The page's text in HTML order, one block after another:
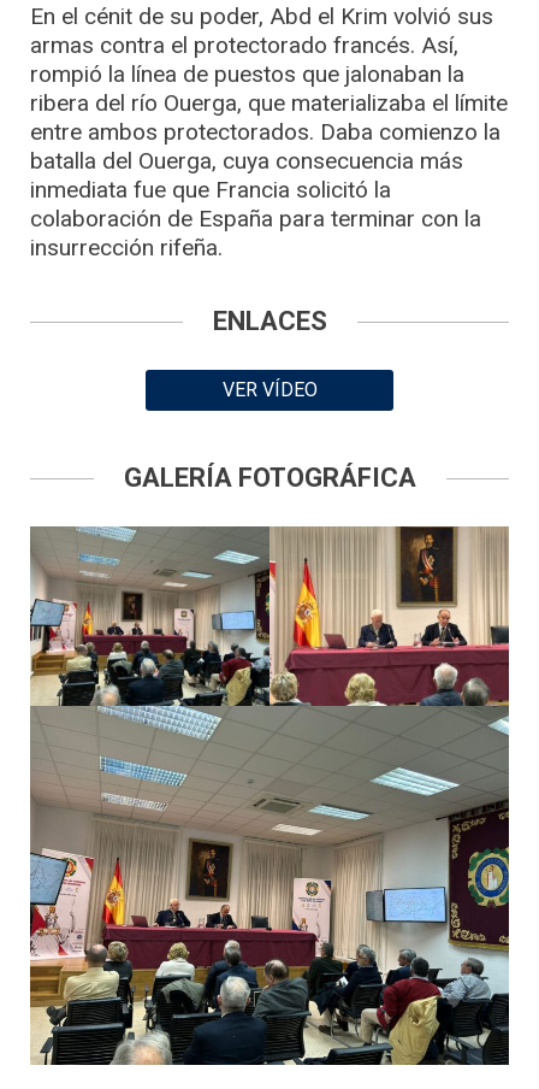
En el cénit de su poder, Abd el Krim volvió sus
armas contra el protectorado francés. Así,
rompió la línea de puestos que jalonaban la
ribera del río Ouerga, que materializaba el límite
entre ambos protectorados. Daba comienzo la
batalla del Ouerga, cuya consecuencia más
inmediata fue que Francia solicitó la
colaboración de España para terminar con la
insurrección rifeña.
ENLACES
VER VÍDEO
GALERÍA FOTOGRÁFICA